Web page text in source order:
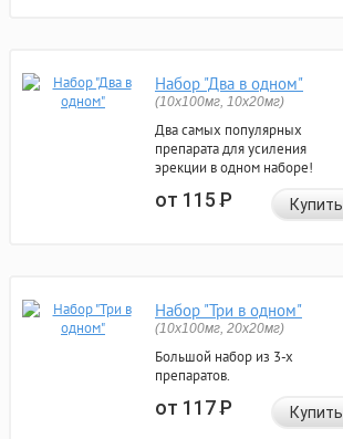
Набор "Два в одном"
(10x100мг, 10x20мг)
Два самых популярных
препарата для усиления
эрекции в одном наборе!
от 115Р Купить
Набор "Три в одном"
(10x100мг, 20x20мг)
Большой набор из 3-х
препаратов.
от 117Р Купить